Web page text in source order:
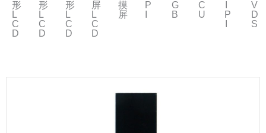
形
L
C
D
形
L
C
D
形
L
C
D
屏
L
C
D
摸
屏
P
G
B
C
U
P
V
D
S